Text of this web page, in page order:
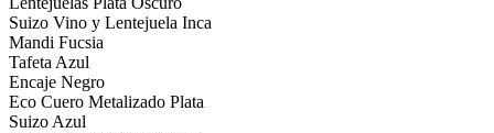
Suizo Vino y Lentejuela Inca
Mandi Fucsia
Tafeta Azul
Encaje Negro
Eco Cuero Metalizado Plata
Suizo Azul